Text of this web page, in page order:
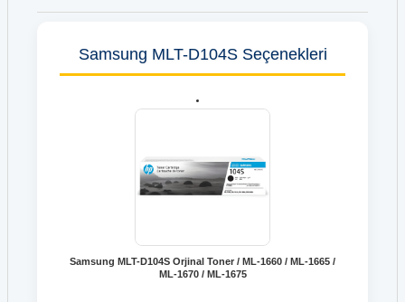
Samsung MLT-D104S Seçenekleri
Samsung MLT-D104S Orjinal Toner / ML-1660 / ML-1665 /
ML-1670 / ML-1675